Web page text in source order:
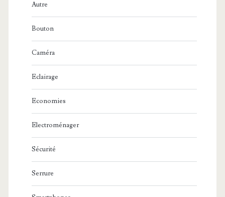
Autre
Bouton
Caméra
Eclairage
Economies
Electroménager
Sécurité
Serrure